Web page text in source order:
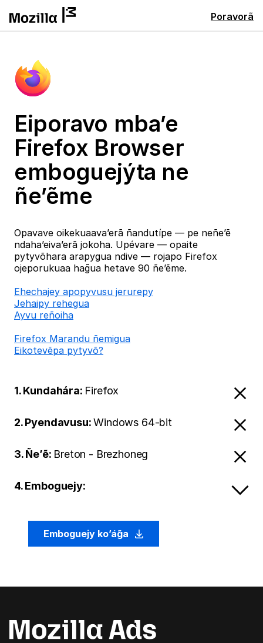
Poravorã
Eiporavo mba’e
Firefox Browser
emboguejýta ne
ñe’ẽme
Opavave oikekuaava’erã ñandutípe — pe neñe’ẽ
ndaha’eiva’erã jokoha. Upévare — opaite
pytyvõhara arapygua ndive — rojapo Firefox
ojeporukuaa hag̃ua hetave 90 ñe’ẽme.
Ehechajey apopyvusu jerurepy
Jehaipy rehegua
Ayvu reñoiha
Firefox Marandu ñemigua
Eikotevẽpa pytyvõ?
1. Kundahára: Firefox
2. Pyendavusu:Windows 64-bit
3. Ñe’ẽ: Breton - Brezhoneg
4. Emboguejy:
Emboguejy ko’ág̃a